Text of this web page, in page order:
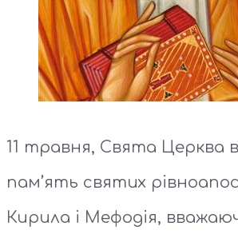
11 травня, Свята Церква
пам’ять святих
Кирила і Мефодія,